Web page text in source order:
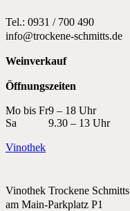
Tel.: 0931 / 700 490
info@trockene-schmitts.de
Weinverkauf
Öffnungszeiten
Mo bis Fr9 – 18 Uhr
Sa
9.30 – 13 Uhr
Vinothek
Vinothek Trockene Schmitts
am Main-Parkplatz P1